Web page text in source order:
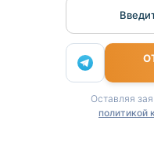
Оставляя
политикой